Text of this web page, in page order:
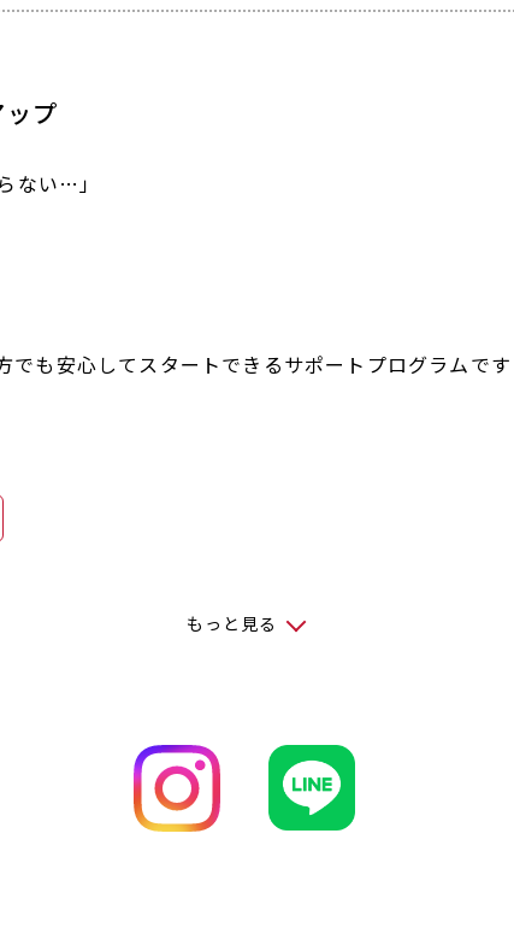
ップ
ない…」
も安心してスタートできるサポートプログラムで
もっと見る